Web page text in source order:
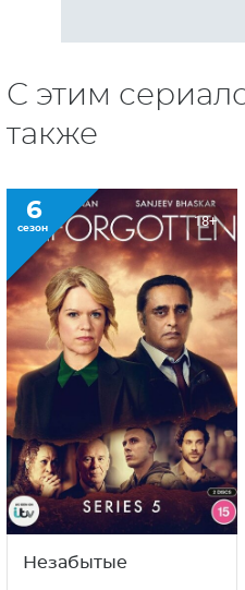
С этим
также
6
сезон 18+
Незабытые